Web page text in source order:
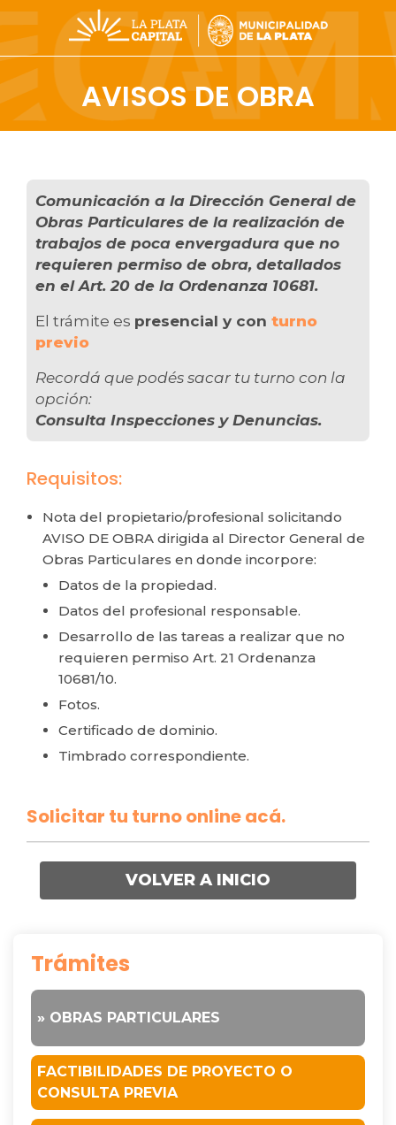
AVISOS DE OBRA
Comunicación a la Dirección General de
Obras Particulares de la realización de
trabajos de poca envergadura que no
requieren permiso de obra, detallados
en el Art. 20 de la Ordenanza 10681.
El trámite es presencial y con turno
previo
Recordá que podés sacar tu turno con la
opción:
Consulta Inspecciones y Denuncias.
Requisitos:
Nota del propietario/profesional solicitando
AVISO DE OBRA dirigida al Director General de
Obras Particulares en donde incorpore:
Datos de la propiedad.
Datos del profesional responsable.
Desarrollo de las tareas a realizar que no
requieren permiso Art. 21 Ordenanza
10681/10.
Fotos.
Certificado de dominio.
Timbrado correspondiente.
Solicitar tu turno online acá.
VOLVER A INICIO
Trámites
» OBRAS PARTICULARES
FACTIBILIDADES DE PROYECTO O
CONSULTA PREVIA